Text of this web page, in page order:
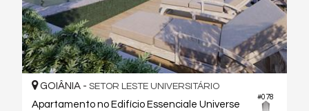
#078
GOIÂNIA - SETOR LESTE UNIVERSITÁRIO
Apartamento no Edifício Essenciale Universe